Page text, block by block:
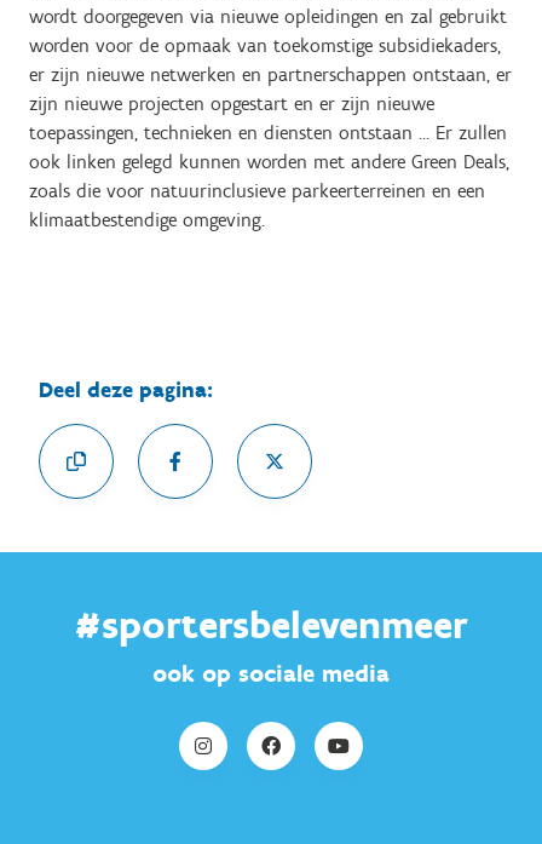
wordt doorgegeven via nieuwe opleidingen en zal gebruikt
worden voor de opmaak van toekomstige subsidiekaders,
er zijn nieuwe netwerken en partnerschappen ontstaan, er
zijn nieuwe projecten opgestart en er zijn nieuwe
toepassingen, technieken en diensten ontstaan … Er zullen
ook linken gelegd kunnen worden met andere Green Deals,
zoals die voor natuurinclusieve parkeerterreinen en een
klimaatbestendige omgeving.
Deel deze pagina:
#sportersbelevenmeer
ook op sociale media